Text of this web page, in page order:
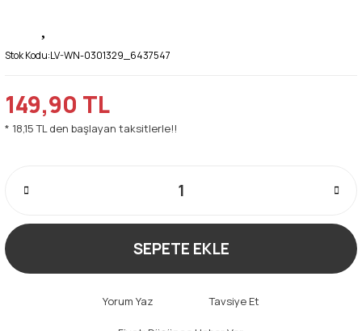
Stok Kodu:LV-WN-0301329_6437547
149,90 TL
* 18,15 TL den başlayan taksitlerle!!
SEPETE EKLE
Yorum Yaz Tavsiye Et